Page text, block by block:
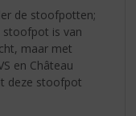
de stoofpotten;
stoofpot is van
maar met
en Château
deze stoofpot